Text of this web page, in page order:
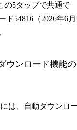
の5タップで共通で
ド54816（2026年6
ウンロード機能の
には、自動ダウンロ